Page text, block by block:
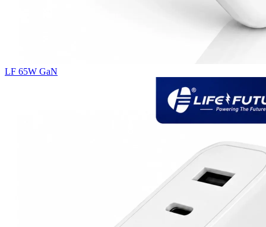
LF 65W GaN